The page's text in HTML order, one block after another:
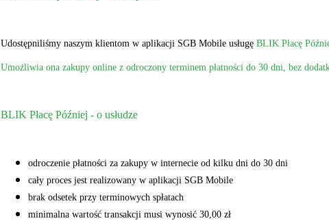
Udostępniliśmy naszym klientom w aplikacji SGB Mobile usługę BLIK Płacę
Umożliwia ona zakupy online z odroczony terminem płatności do 30 dni, bez
BLIK Płacę Później - o usłudze
odroczenie płatności za zakupy w internecie od kilku dni do 30 dni
cały proces jest realizowany w aplikacji SGB Mobile
brak odsetek przy terminowych spłatach
minimalna wartość transakcji musi wynosić 30,00 zł